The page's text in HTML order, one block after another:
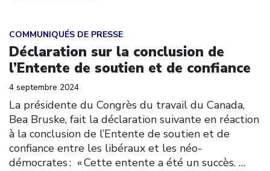
COMMUNIQUÉS DE PRESSE
Déclaration sur la conclusion de
l’Entente de soutien et de confiance
4 septembre 2024
La présidente du Congrès du travail du Canada,
Bea Bruske, fait la déclaration suivante en réaction
à la conclusion de l’Entente de soutien et de
confiance entre les libéraux et les néo-
démocrates : « Cette entente a été un succès. …
Click to open the link